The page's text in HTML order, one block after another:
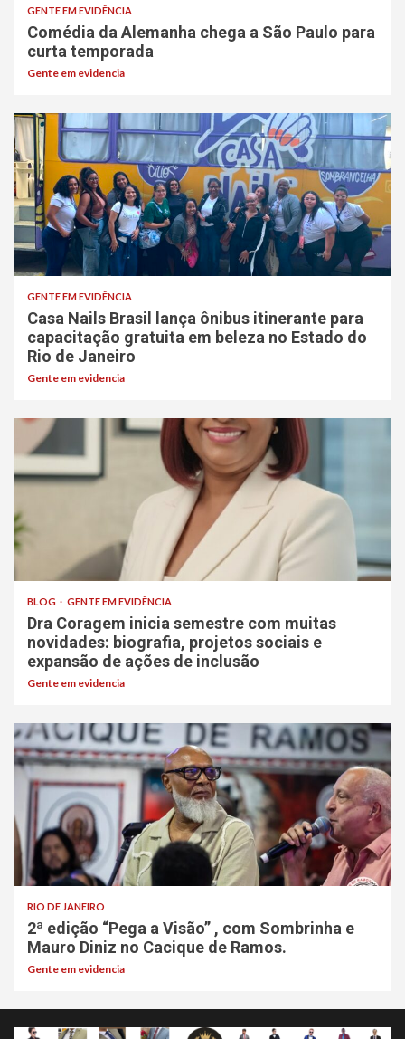
GENTE EM EVIDÊNCIA
Comédia da Alemanha chega a São Paulo para
curta temporada
Gente em evidencia
GENTE EM EVIDÊNCIA
Casa Nails Brasil lança ônibus itinerante para
capacitação gratuita em beleza no Estado do
Rio de Janeiro
Gente em evidencia
BLOG GENTE EM EVIDÊNCIA
Dra Coragem inicia semestre com muitas
novidades: biografia, projetos sociais e
expansão de ações de inclusão
Gente em evidencia
RIO DE JANEIRO
2ª edição “Pega a Visão” , com Sombrinha e
Mauro Diniz no Cacique de Ramos.
Gente em evidencia